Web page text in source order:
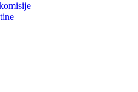
naroda